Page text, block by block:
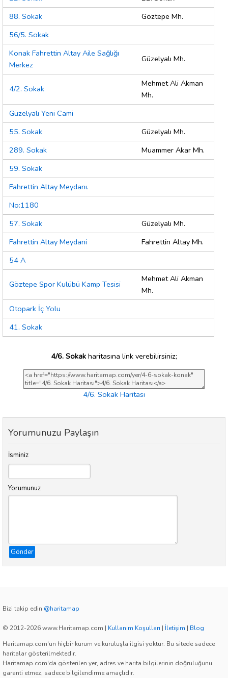
88. Sokak
Göztepe Mh.
56/5. Sokak
Konak Fahrettin Altay Aile Sağlığı
Merkez
Güzelyalı Mh.
4/2. Sokak
Mehmet Ali Akman
Mh.
Güzelyalı Yeni Cami
55. Sokak
Güzelyalı Mh.
289. Sokak
Muammer Akar Mh.
59. Sokak
Fahrettin Altay Meydanı.
No:1180
57. Sokak
Güzelyalı Mh.
Fahrettin Altay Meydani
Fahrettin Altay Mh.
54 A
Göztepe Spor Kulübü Kamp Tesisi
Mehmet Ali Akman
Mh.
Otopark İç Yolu
41. Sokak
4/6. Sokak haritasına link verebilirsiniz;
4/6. Sokak Haritası
Yorumunuzu Paylaşın
İsminiz
Yorumunuz
Gönder
Bizi takip edin @haritamap
© 2012-2026 www.Haritamap.com | Kullanım Koşulları | İletişim | Blog
Haritamap.com'un hiçbir kurum ve kuruluşla ilgisi yoktur. Bu sitede sadece
haritalar gösterilmektedir.
Haritamap.com'da gösterilen yer, adres ve harita bilgilerinin doğruluğunu
garanti etmez, sadece bilgilendirme amaçlıdır.